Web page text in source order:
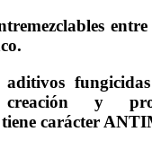
y
carácter